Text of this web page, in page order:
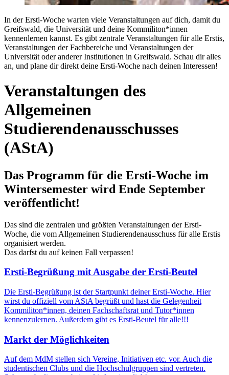
In der Ersti-Woche warten viele Veranstaltungen auf dich, damit du
Greifswald, die Universität und deine Kommiliton*innen
kennenlernen kannst. Es gibt zentrale Veranstaltungen für alle Erstis,
Veranstaltungen der Fachbereiche und Veranstaltungen der
Universität oder anderer Institutionen in Greifswald. Schau dir alles
an, und plane dir direkt deine Ersti-Woche nach deinen Interessen!
Veranstaltungen des
Allgemeinen
Studierendenausschusses
(AStA)
Das Programm für die Ersti-Woche im
Wintersemester wird Ende September
veröffentlicht!
Das sind die zentralen und größten Veranstaltungen der Ersti-
Woche, die vom Allgemeinen Studierendenausschuss für alle Erstis
organisiert werden.
Das darfst du auf keinen Fall verpassen!
Ersti-Begrüßung mit Ausgabe der Ersti-Beutel
Die Ersti-Begrüßung ist der Startpunkt deiner Ersti-Woche. Hier
wirst du offiziell vom AStA begrüßt und hast die Gelegenheit
Kommiliton*innen, deinen Fachschaftsrat und Tutor*innen
kennenzulernen. Außerdem gibt es Ersti-Beutel für alle!!!
Markt der Möglichkeiten
Auf dem MdM stellen sich Vereine, Initiativen etc. vor. Auch die
studentischen Clubs und die Hochschulgruppen sind vertreten.